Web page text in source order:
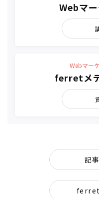
Webマ
Webマー
ferretメ
記
ferret